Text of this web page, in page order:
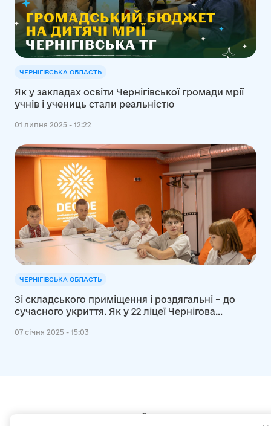
ЧЕРНІГІВСЬКА ОБЛАСТЬ
Як у закладах освіти Чернігівської громади мрії
учнів і учениць стали реальністю
01 липня 2025 - 12:22
ЧЕРНІГІВСЬКА ОБЛАСТЬ
Зі складського приміщення і роздягальні – до
сучасного укриття. Як у 22 ліцеї Чернігова
07 січня 2025 - 15:03
Мапа сайту